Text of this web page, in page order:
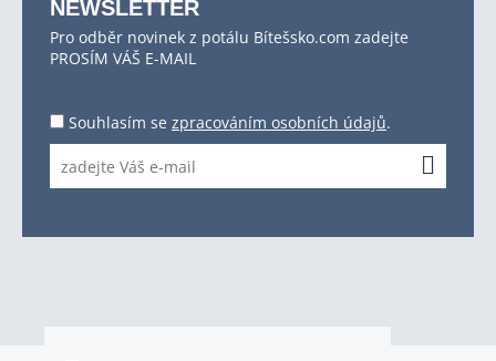
NEWSLETTER
Pro odběr novinek z potálu Bítešsko.com zadejte
PROSÍM VÁŠ E-MAIL
Souhlasím se zpracováním osobních údajů.